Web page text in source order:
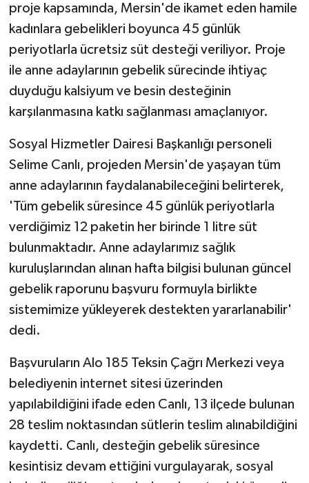
proje kapsamında, Mersin'de ikamet eden hamile
kadınlara gebelikleri boyunca 45 günlük
periyotlarla ücretsiz süt desteği veriliyor. Proje
ile anne adaylarının gebelik sürecinde ihtiyaç
duyduğu kalsiyum ve besin desteğinin
karşılanmasına katkı sağlanması amaçlanıyor.
Sosyal Hizmetler Dairesi Başkanlığı personeli
Selime Canlı, projeden Mersin'de yaşayan tüm
anne adaylarının faydalanabileceğini belirterek,
'Tüm gebelik süresince 45 günlük periyotlarla
verdiğimiz 12 paketin her birinde 1 litre süt
bulunmaktadır. Anne adaylarımız sağlık
kuruluşlarından alınan hafta bilgisi bulunan güncel
gebelik raporunu başvuru formuyla birlikte
sistemimize yükleyerek destekten yararlanabilir'
dedi.
Başvuruların Alo 185 Teksin Çağrı Merkezi veya
belediyenin internet sitesi üzerinden
yapılabildiğini ifade eden Canlı, 13 ilçede bulunan
28 teslim noktasından sütlerin teslim alınabildiğini
kaydetti. Canlı, desteğin gebelik süresince
kesintisiz devam ettiğini vurgulayarak, sosyal